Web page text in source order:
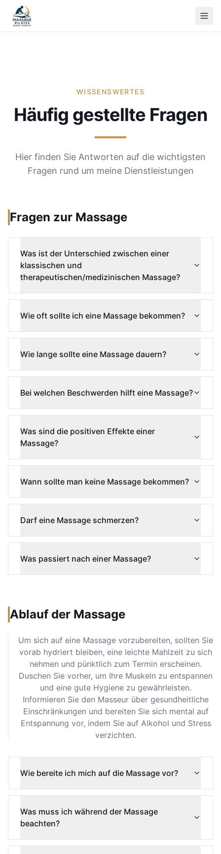
WISSENSWERTES
Häufig gestellte Fragen
Hier finden Sie Antworten auf die wichtigsten
Fragen rund um meine Dienstleistungen
Fragen zur Massage
Was ist der Unterschied zwischen einer
klassischen und
therapeutischen/medizinischen Massage?
Wie oft sollte ich eine Massage bekommen?
Wie lange sollte eine Massage dauern?
Bei welchen Beschwerden hilft eine Massage?
Was sind die positiven Effekte einer
Massage?
Wann sollte man keine Massage bekommen?
Darf eine Massage schmerzen?
Was passiert nach einer Massage?
Ablauf der Massage
Um sich auf eine Massage vorzubereiten, sollten Sie
vorab hydriert bleiben, eine leichte Mahlzeit zu sich
nehmen und pünktlich zum Termin erscheinen.
Duschen Sie vorher, um Ihre Muskeln zu entspannen
und eine gute Hygiene zu gewährleisten.
Informieren Sie den Masseur über gesundheitliche
Einschränkungen und bereiten Sie sich mental auf
Entspannung vor, indem Sie auf Alkohol und Stress
verzichten.
Wie bereite ich mich auf die Massage vor?
Was muss ich während der Massage
beachten?